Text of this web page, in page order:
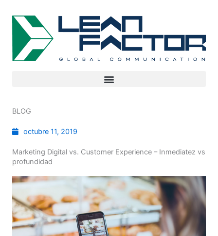
BLOG
octubre 11, 2019
Marketing Digital vs. Customer Experience – Inmediatez vs
profundidad